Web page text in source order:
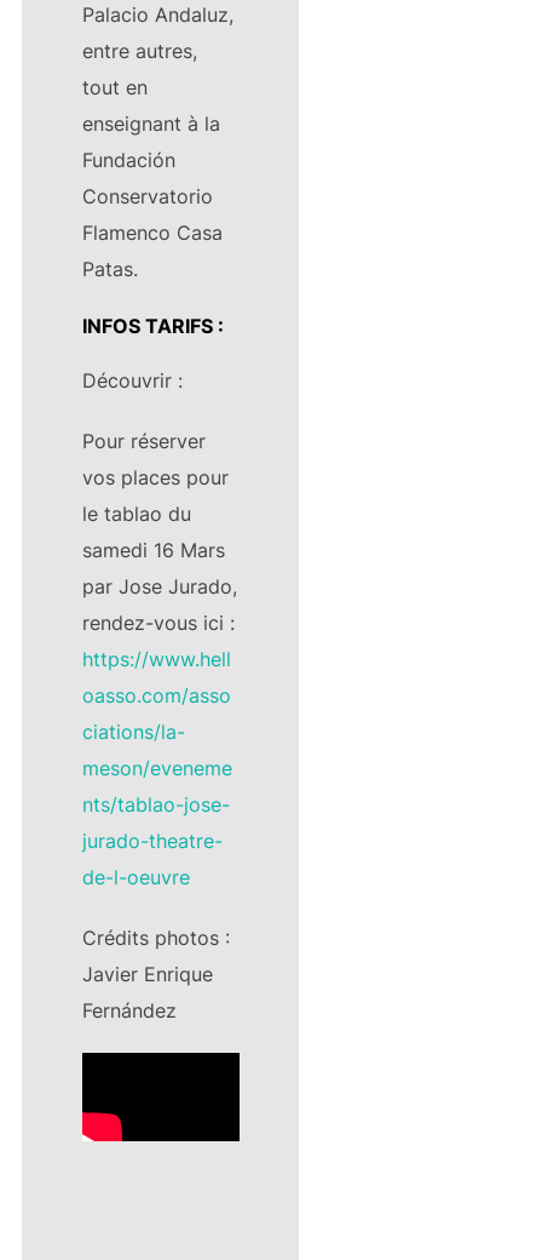
Palacio Andaluz,
entre autres,
tout en
enseignant à la
Fundación
Conservatorio
Flamenco Casa
Patas.
INFOS TARIFS :
Découvrir :
Pour réserver
vos places pour
le tablao du
samedi 16 Mars
par Jose Jurado,
rendez-vous ici :
https://www.hell
oasso.com/asso
ciations/la-
meson/eveneme
nts/tablao-jose-
jurado-theatre-
de-l-oeuvre
Crédits photos :
Javier Enrique
Fernández